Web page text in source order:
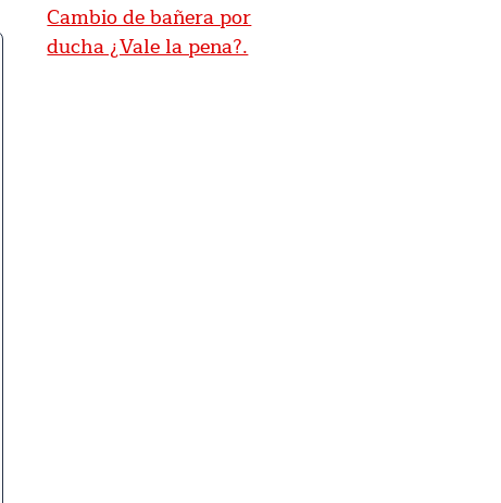
Cambio de bañera por
ducha ¿Vale la pena?.